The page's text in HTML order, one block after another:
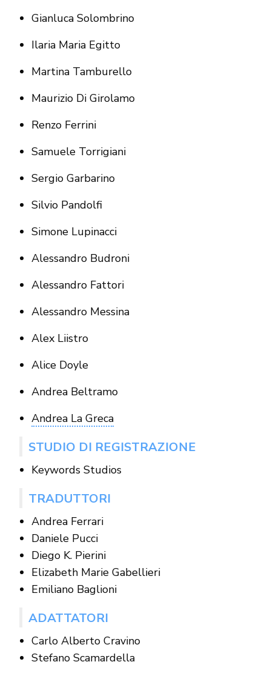
Gianluca Solombrino
Ilaria Maria Egitto
Martina Tamburello
Maurizio Di Girolamo
Renzo Ferrini
Samuele Torrigiani
Sergio Garbarino
Silvio Pandolfi
Simone Lupinacci
Alessandro Budroni
Alessandro Fattori
Alessandro Messina
Alex Liistro
Alice Doyle
Andrea Beltramo
Andrea La Greca
STUDIO DI REGISTRAZIONE
Keywords Studios
TRADUTTORI
Andrea Ferrari
Daniele Pucci
Diego K. Pierini
Elizabeth Marie Gabellieri
Emiliano Baglioni
ADATTATORI
Carlo Alberto Cravino
Stefano Scamardella